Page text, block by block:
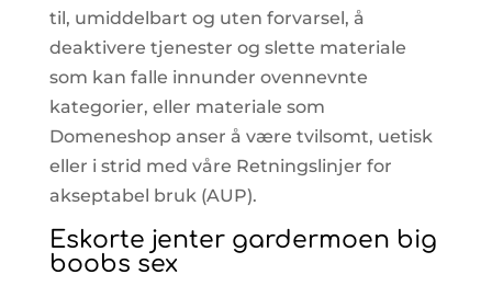
til, umiddelbart og uten forvarsel, å
deaktivere tjenester og slette materiale
som kan falle innunder ovennevnte
kategorier, eller materiale som
Domeneshop anser å være tvilsomt, uetisk
eller i strid med våre Retningslinjer for
akseptabel bruk (AUP).
Eskorte jenter gardermoen big
boobs sex